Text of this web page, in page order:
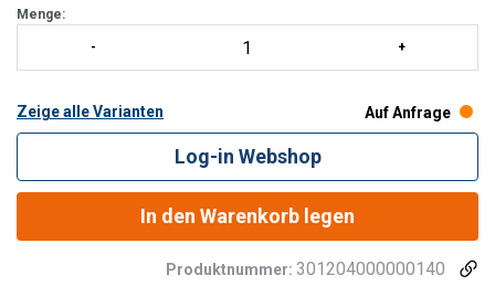
Menge:
Zeige alle Varianten Auf Anfrage
Log-in Webshop
In den Warenkorb legen
Produktnummer: 301204000000140